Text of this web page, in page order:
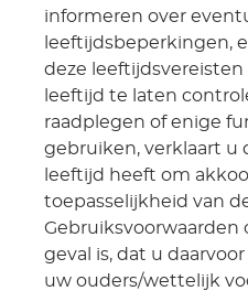
informeren over
leeftijdsbeperkingen,
deze
leeftijd te laten
raadplegen of enige
gebruiken, verklaart u
leeftijd heeft om
toepasselijkheid van
Gebruiksvoorwaarden
geval is, dat u
uw ouders/wettelijk